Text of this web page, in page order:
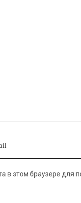
в этом браузере для